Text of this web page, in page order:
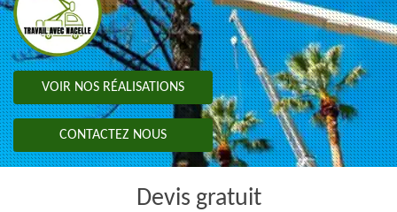
VOIR NOS RÉALISATIONS
CONTACTEZ NOUS
Devis gratuit